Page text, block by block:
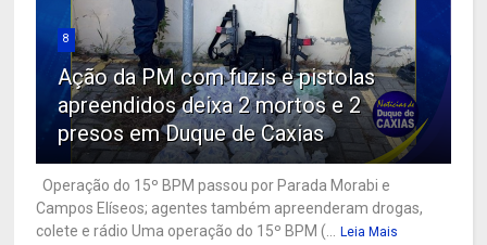
8
Ação da PM com fuzis e pistolas
apreendidos deixa 2 mortos e 2
presos em Duque de Caxias
Operação do 15º BPM passou por Parada Morabi e
Campos Elíseos; agentes também apreenderam drogas,
colete e rádio Uma operação do 15º BPM (...
Leia Mais